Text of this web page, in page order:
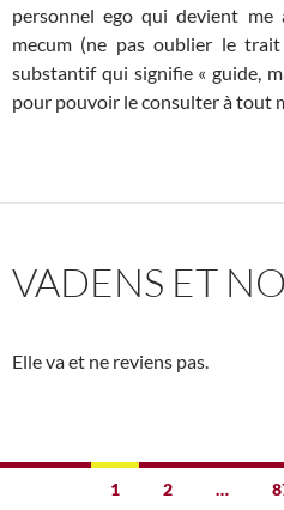
personnel ego qui devient me
mecum (ne pas oublier le
substantif qui signifie « guide,
pour pouvoir le consulter à tout
VADENS ET
Elle va et ne reviens pas.
Navigation
1 2 …